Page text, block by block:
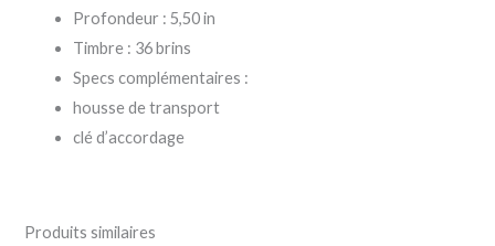
Profondeur : 5,50 in
Timbre : 36 brins
Specs complémentaires :
housse de transport
clé d’accordage
Produits similaires